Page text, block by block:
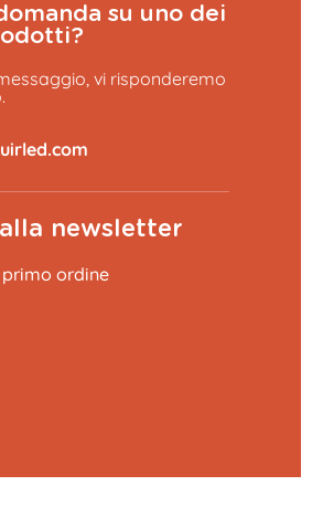
su uno dei
vi risponderemo
newsletter
primo ordine